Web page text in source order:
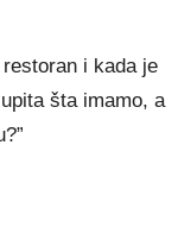
i kada je
šta imamo, a